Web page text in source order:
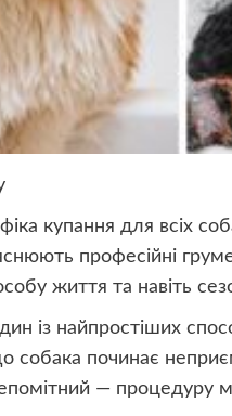
купання для всіх
професійні
життя та навіть
із найпростіших
собака починає
— процедуру